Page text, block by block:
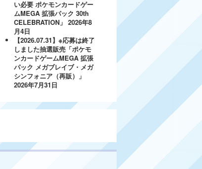
い必要 ポケモンカードゲー
ムMEGA 拡張パック 30th
CELEBRATION」 2026年8
月4日
【2026.07.31】※応募は終了
しました抽選販売「ポケモ
ンカードゲームMEGA 拡張
パック メガブレイブ・メガ
シンフォニア（再販）」
2026年7月31日